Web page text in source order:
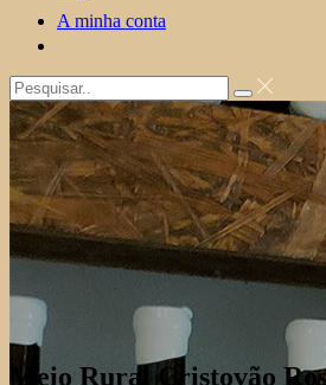
A minha conta
Meio Rural Cristovão